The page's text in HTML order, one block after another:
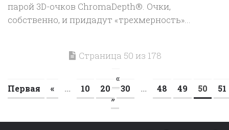
парой 3D-очков ChromaDepth®. Очки,
собственно, и придадут «трехмерность»...
Страница 50 из 178
«
Первая
« ... 10 20 30 ... 48 49 50
51
»